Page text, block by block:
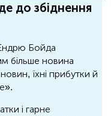
до збіднення
Бойда
більше новина
їхні прибутки й
і гарне